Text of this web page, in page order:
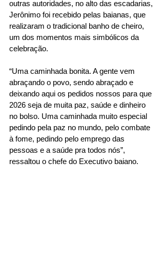
outras autoridades, no alto das escadarias,
Jerônimo foi recebido pelas baianas, que
realizaram o tradicional banho de cheiro,
um dos momentos mais simbólicos da
celebração.
“Uma caminhada bonita. A gente vem
abraçando o povo, sendo abraçado e
deixando aqui os pedidos nossos para que
2026 seja de muita paz, saúde e dinheiro
no bolso. Uma caminhada muito especial
pedindo pela paz no mundo, pelo combate
à fome, pedindo pelo emprego das
pessoas e a saúde pra todos nós”,
ressaltou o chefe do Executivo baiano.